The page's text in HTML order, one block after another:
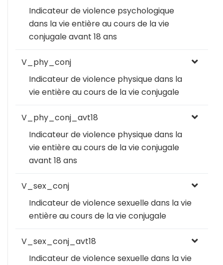
Indicateur de violence psychologique
dans la vie entière au cours de la vie
conjugale avant 18 ans
V_phy_conj
Indicateur de violence physique dans la
vie entière au cours de la vie conjugale
V_phy_conj_avt18
Indicateur de violence physique dans la
vie entière au cours de la vie conjugale
avant 18 ans
V_sex_conj
Indicateur de violence sexuelle dans la vie
entière au cours de la vie conjugale
V_sex_conj_avt18
Indicateur de violence sexuelle dans la vie